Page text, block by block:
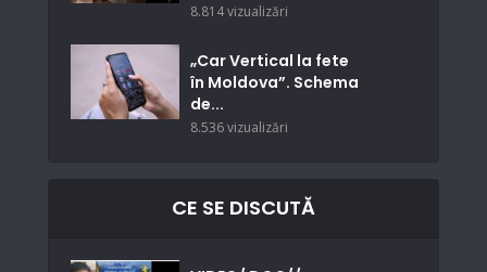
8.814 vizualizări
„Car Vertical la fete
în Moldova”. Schema
de...
8.536 vizualizări
CE SE DISCUTĂ